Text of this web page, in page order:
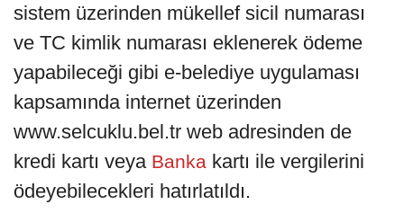
sistem üzerinden mükellef sicil numarası
ve TC kimlik numarası eklenerek ödeme
yapabileceği gibi e-belediye uygulaması
kapsamında internet üzerinden
www.selcuklu.bel.tr web adresinden de
kredi kartı veya Banka kartı ile vergilerini
ödeyebilecekleri hatırlatıldı.